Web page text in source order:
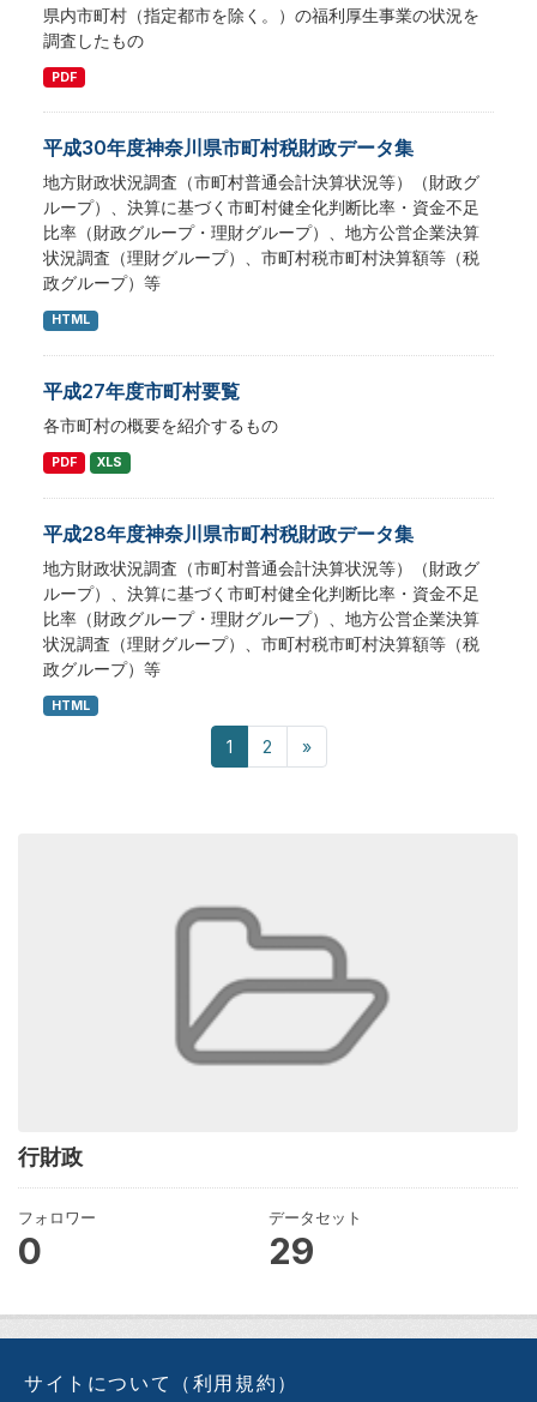
行財政
フォロワー
0
データセット
29
県内市町村（指定都市を除く。）の福利厚生事業の状況を
調査したもの
PDF
平成30年度神奈川県市町村税財政データ集
地方財政状況調査（市町村普通会計決算状況等）（財政グ
ループ）、決算に基づく市町村健全化判断比率・資金不足
比率（財政グループ・理財グループ）、地方公営企業決算
状況調査（理財グループ）、市町村税市町村決算額等（税
政グループ）等
HTML
平成27年度市町村要覧
各市町村の概要を紹介するもの
PDF XLS
平成28年度神奈川県市町村税財政データ集
地方財政状況調査（市町村普通会計決算状況等）（財政グ
ループ）、決算に基づく市町村健全化判断比率・資金不足
比率（財政グループ・理財グループ）、地方公営企業決算
状況調査（理財グループ）、市町村税市町村決算額等（税
政グループ）等
HTML
1 2 »
サイトについて（利用規約）